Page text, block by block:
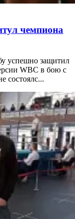
чемпиона
успешно защитил
WBC в бою с
состоялс...